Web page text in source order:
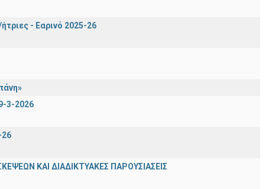
- Εαρινό 2025-26
3-2026
26
ΚΑΙ ΔΙΑΔΙΚΤΥΑΚΕΣ ΠΑΡΟΥΣΙΑΣΕΙΣ